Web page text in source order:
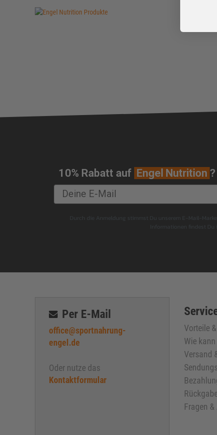
Rezepte Vorspeisen
Buddha Bowls
10% Rabatt auf Engel Nutrition
Per E-Mail
office@sportnahrung-
engel.de
Oder nutze das
Kontaktformular
Vorteile
Wie
Versand
Fragen